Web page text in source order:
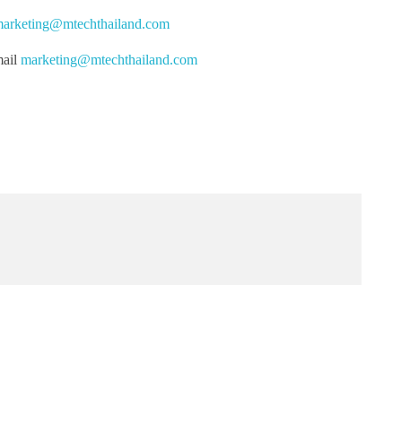
marketing@mtechthailand.com